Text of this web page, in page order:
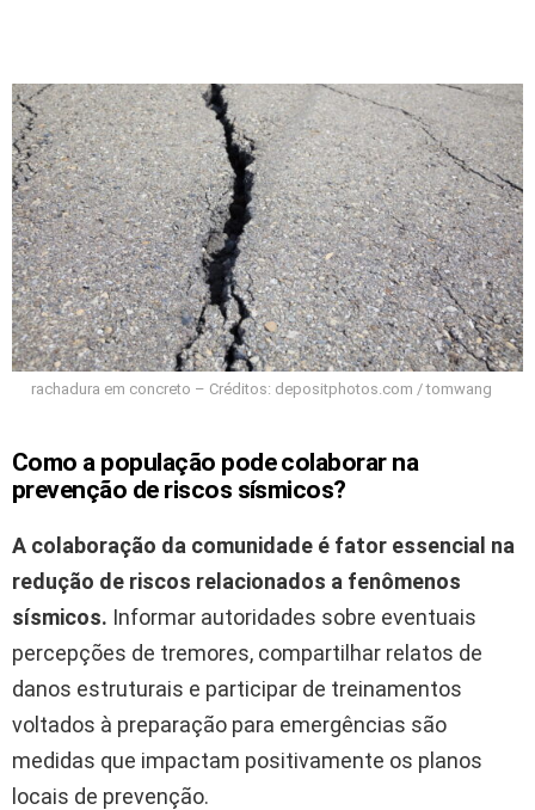
rachadura em concreto – Créditos: depositphotos.com / tomwang
Como a população pode colaborar na
prevenção de riscos sísmicos?
A colaboração da comunidade é fator essencial na
redução de riscos relacionados a fenômenos
sísmicos. Informar autoridades sobre eventuais
percepções de tremores, compartilhar relatos de
danos estruturais e participar de treinamentos
voltados à preparação para emergências são
medidas que impactam positivamente os planos
locais de prevenção.